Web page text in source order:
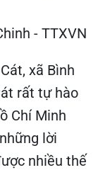
- TTXVN
xã Bình
rất tự hào
Chí Minh
lời
nhiều thế